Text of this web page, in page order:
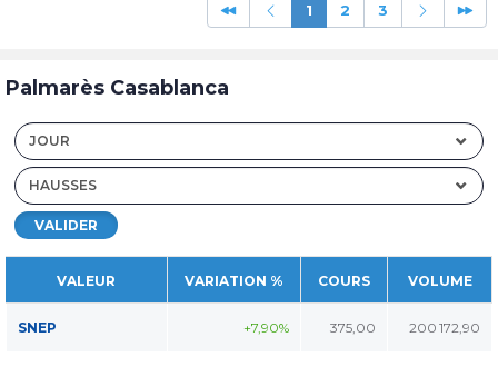
1 2 3
Palmarès Casablanca
JOUR
HAUSSES
VALIDER
VALEUR VARIATION % COURS VOLUME
SNEP +7,90% 375,00 200 172,90